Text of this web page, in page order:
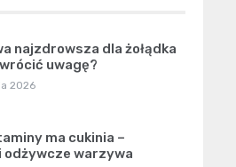
najzdrowsza dla żołądka
uwagę?
2026
ma cukinia –
warzywa